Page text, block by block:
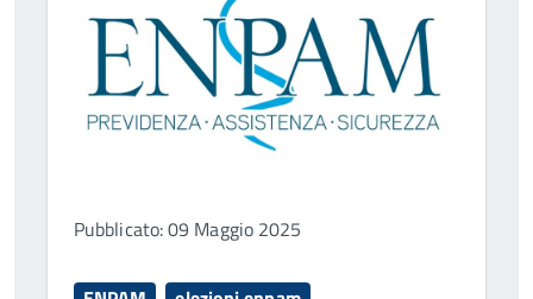
Pubblicato: 09 Maggio 2025